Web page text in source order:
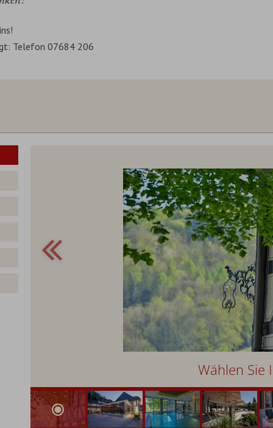
Telefon 07684 206
Wählen Sie